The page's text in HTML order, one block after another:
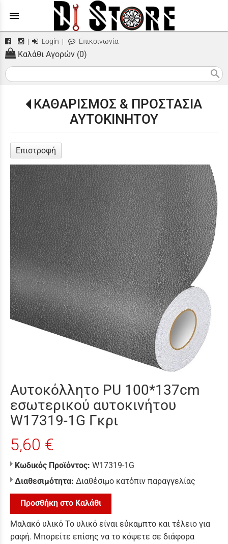
menu
| Login | Επικοινωνία
Καλάθι Αγορών (0)
search
ΚΑΘΑΡΙΣΜΟΣ & ΠΡΟΣΤΑΣΙΑ
ΑΥΤΟΚΙΝΗΤΟΥ
Επιστροφή
Αυτοκόλλητο PU 100*137cm
εσωτερικού αυτοκινήτου
W17319-1G Γκρι
5,60 €
Κωδικός Προϊόντος: W17319-1G
Διαθεσιμότητα: Διαθέσιμο κατόπιν παραγγελίας
Προσθήκη στο Καλάθι
Μαλακό υλικό Το υλικό είναι εύκαμπτο και τέλειο για
ραφή. Μπορείτε επίσης να το κόψετε σε διάφορα